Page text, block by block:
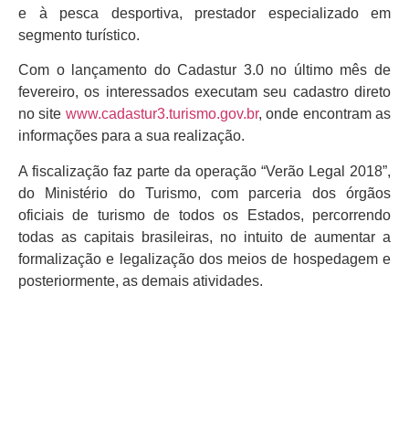
e à pesca desportiva, prestador especializado em
segmento turístico.
Com o lançamento do Cadastur 3.0 no último mês de
fevereiro, os interessados executam seu cadastro direto
no site www.cadastur3.turismo.gov.br, onde encontram as
informações para a sua realização.
A fiscalização faz parte da operação “Verão Legal 2018”,
do Ministério do Turismo, com parceria dos órgãos
oficiais de turismo de todos os Estados, percorrendo
todas as capitais brasileiras, no intuito de aumentar a
formalização e legalização dos meios de hospedagem e
posteriormente, as demais atividades.